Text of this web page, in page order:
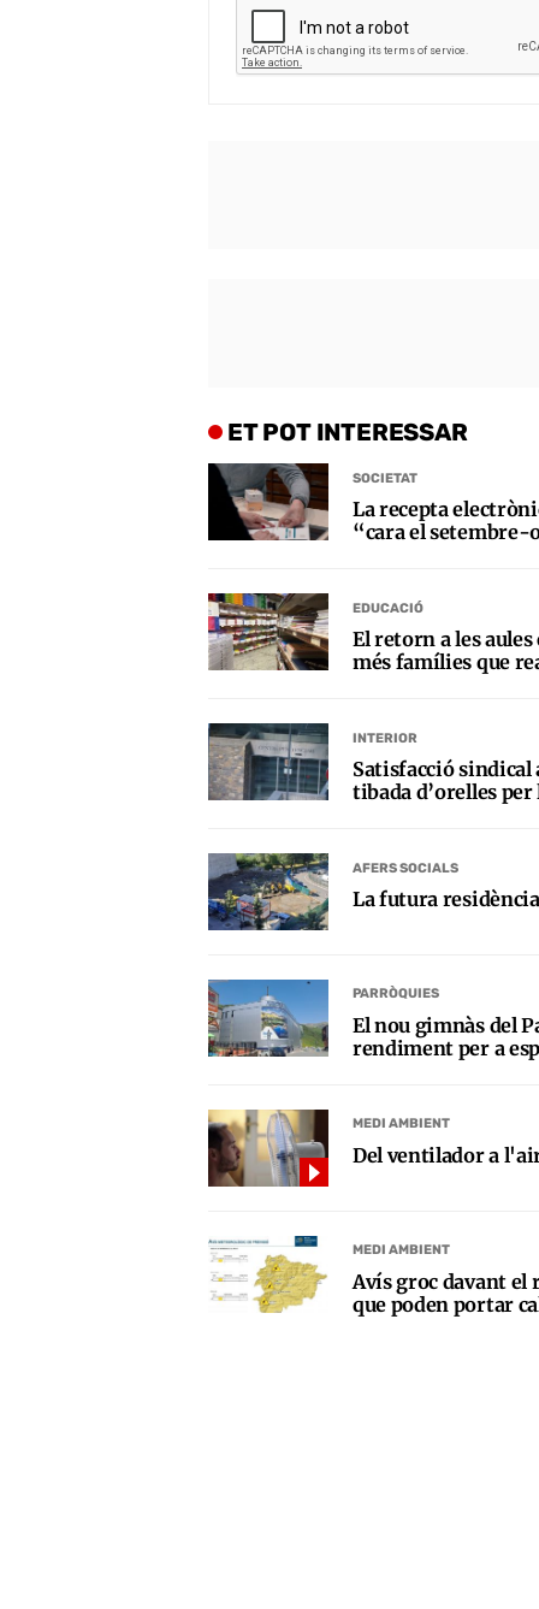
ET POT INTERESSAR
SOCIETAT
La recepta
“cara el setembre-
EDUCACIÓ
El retorn a les
més famílies que
INTERIOR
Satisfacció
tibada d’orelles per
AFERS SOCIALS
La futura
PARRÒQUIES
El nou gimnàs del
rendiment per a
MEDI AMBIENT
Del ventilador a
MEDI AMBIENT
Avís groc davant el
que poden portar